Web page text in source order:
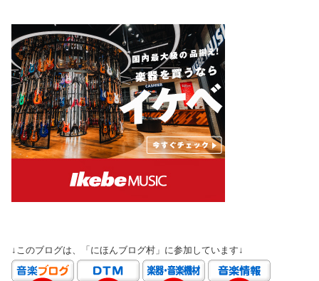
↓このブログは、「にほんブログ村」に参加しています↓